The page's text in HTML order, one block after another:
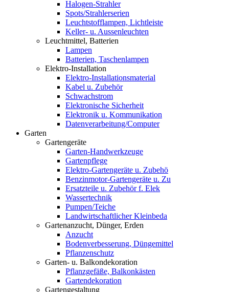
Halogen-Strahler
Spots/Strahlerserien
Leuchtstofflampen, Lichtleiste
Keller- u. Aussenleuchten
Leuchtmittel, Batterien
Lampen
Batterien, Taschenlampen
Elektro-Installation
Elektro-Installationsmaterial
Kabel u. Zubehör
Schwachstrom
Elektronische Sicherheit
Elektronik u. Kommunikation
Datenverarbeitung/Computer
Garten
Gartengeräte
Garten-Handwerkzeuge
Gartenpflege
Elektro-Gartengeräte u. Zubehö
Benzinmotor-Gartengeräte u. Zu
Ersatzteile u. Zubehör f. Elek
Wassertechnik
Pumpen/Teiche
Landwirtschaftlicher Kleinbeda
Gartenanzucht, Dünger, Erden
Anzucht
Bodenverbesserung, Düngemittel
Pflanzenschutz
Garten- u. Balkondekoration
Pflanzgefäße, Balkonkästen
Gartendekoration
Gartengestaltung